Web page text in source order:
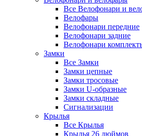
Все Велофонари и
Велофары
Велофонари передние
Велофонари задние
Велофонари
Замки
Все Замки
Замки цепные
Замки тросовые
Замки U-образные
Замки складные
Сигнализации
Крылья
Все Крылья
Крылья 26 дюймов